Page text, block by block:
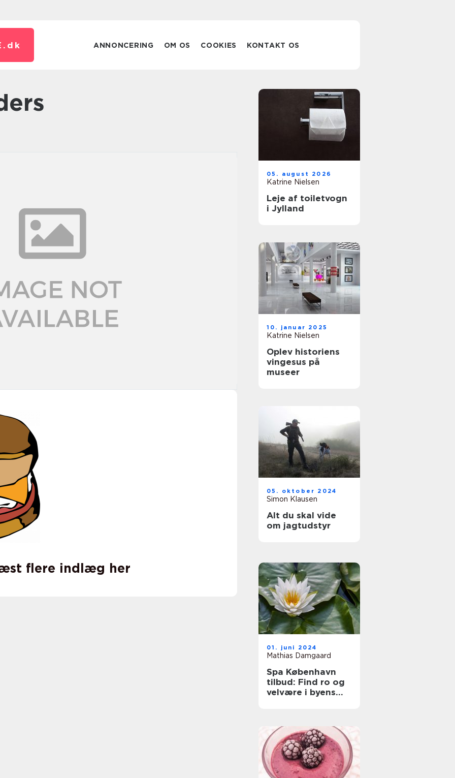
dk ANNONCERING OM OS COOKIES KONTAKT OS
flere indlæg her
05. august 2026
Katrine Nielsen
Leje af toiletvogn
i Jylland
10. januar 2025
Katrine Nielsen
Oplev historiens
vingesus på
museer
05. oktober 2024
Simon Klausen
Alt du skal vide
om jagtudstyr
01. juni 2024
Mathias Damgaard
Spa København
tilbud: Find ro og
velvære i byens